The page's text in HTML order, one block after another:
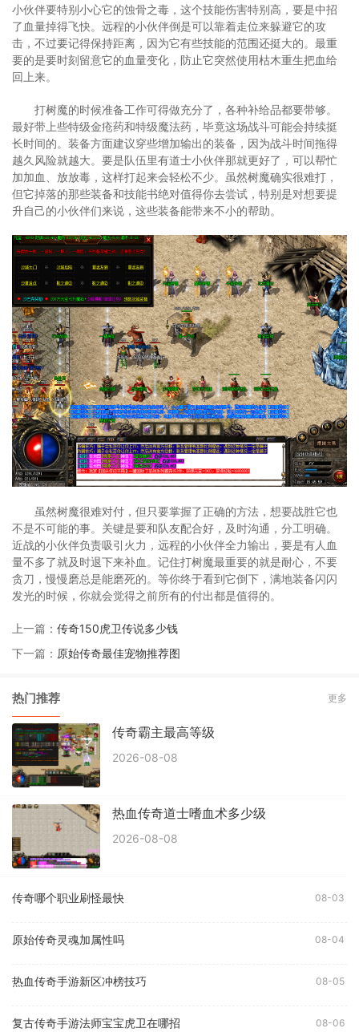
小伙伴要特别小心它的蚀骨之毒，这个技能伤害特别高，要是中招
了血量掉得飞快。远程的小伙伴倒是可以靠着走位来躲避它的攻
击，不过要记得保持距离，因为它有些技能的范围还挺大的。最重
要的是要时刻留意它的血量变化，防止它突然使用枯木重生把血给
回上来。
打树魔的时候准备工作可得做充分了，各种补给品都要带够。
最好带上些特级金疮药和特级魔法药，毕竟这场战斗可能会持续挺
长时间的。装备方面建议穿些增加输出的装备，因为战斗时间拖得
越久风险就越大。要是队伍里有道士小伙伴那就更好了，可以帮忙
加加血、放放毒，这样打起来会轻松不少。虽然树魔确实很难打，
但它掉落的那些装备和技能书绝对值得你去尝试，特别是对想要提
升自己的小伙伴们来说，这些装备能带来不小的帮助。
虽然树魔很难对付，但只要掌握了正确的方法，想要战胜它也
不是不可能的事。关键是要和队友配合好，及时沟通，分工明确。
近战的小伙伴负责吸引火力，远程的小伙伴全力输出，要是有人血
量不多了就及时退下来补血。记住打树魔最重要的就是耐心，不要
贪刀，慢慢磨总是能磨死的。等你终于看到它倒下，满地装备闪闪
发光的时候，你就会觉得之前所有的付出都是值得的。
上一篇： 传奇150虎卫传说多少钱
下一篇： 原始传奇最佳宠物推荐图
热门推荐 更多
传奇霸主最高等级
2026-08-08
热血传奇道士嗜血术多少级
2026-08-08
传奇哪个职业刷怪最快 08-03
原始传奇灵魂加属性吗 08-04
热血传奇手游新区冲榜技巧 08-05
复古传奇手游法师宝宝虎卫在哪招 08-06